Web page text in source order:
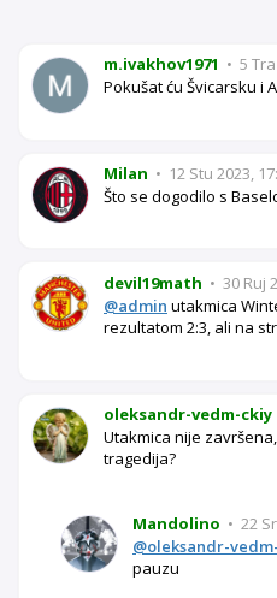
m.ivakhov1971 • 5
Pokušat ću Švicarsku i
Milan • 12 Stu 2023,
Što se dogodilo s
devil19math • 30 Ruj
@admin utakmica
rezultatom 2:3, ali na
oleksandr-vedm-ckiy
Utakmica nije
tragedija?
Mandolino • 22
@oleksandr-
pauzu